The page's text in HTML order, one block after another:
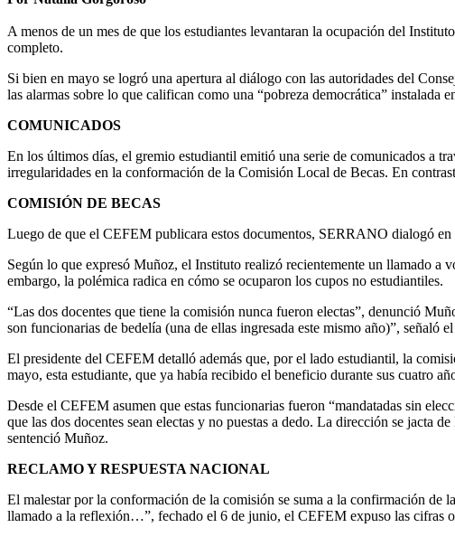
A menos de un mes de que los estudiantes levantaran la ocupación del
completo.
Si bien en mayo se logró una apertura al diálogo con las autoridades del
las alarmas sobre lo que califican como una “pobreza democrática” instalada
COMUNICADOS
En los últimos días, el gremio estudiantil emitió una serie de comunicados a
irregularidades en la conformación de la Comisión Local de Becas. En
COMISIÓN DE BECAS
Luego de que el CEFEM publicara estos documentos, SERRANO dialogó
Según lo que expresó Muñoz, el Instituto realizó recientemente un llamado a
embargo, la polémica radica en cómo se ocuparon los cupos no estudiantiles.
“Las dos docentes que tiene la comisión nunca fueron electas”, denunció
son funcionarias de bedelía (una de ellas ingresada este mismo año)”, señaló
El presidente del CEFEM detalló además que, por el lado estudiantil, la
mayo, esta estudiante, que ya había recibido el beneficio durante sus cuatro
Desde el CEFEM asumen que estas funcionarias fueron “mandatadas sin
que las dos docentes sean electas y no puestas a dedo. La dirección se jacta
sentenció Muñoz.
RECLAMO Y RESPUESTA NACIONAL
El malestar por la conformación de la comisión se suma a la confirmación de
llamado a la reflexión…”, fechado el 6 de junio, el CEFEM expuso las cifras